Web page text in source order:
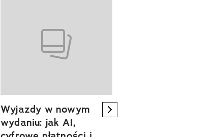
Wyjazdy w nowym
wydaniu: jak AI,
next element